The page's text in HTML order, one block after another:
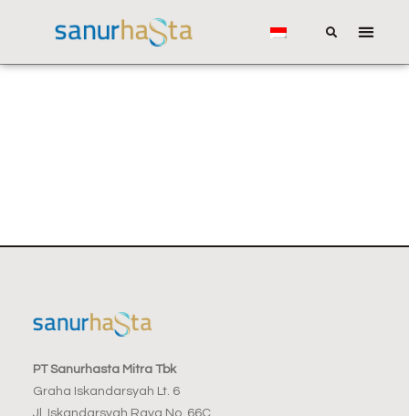
PT Sanurhasta Mitra Tbk
Graha Iskandarsyah Lt. 6
Jl. Iskandarsyah Raya No. 66C